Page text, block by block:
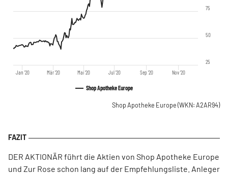
Shop Apotheke Europe
Jan '20 Mär '20 Mai '20 Jul '20 Sep '20 Nov '20
25
50
75
Shop Apotheke Europe (WKN: A2AR94)
DER AKTIONÄR führt die Aktien von Shop Apotheke Europe
und Zur Rose schon lang auf der Empfehlungsliste. Anleger